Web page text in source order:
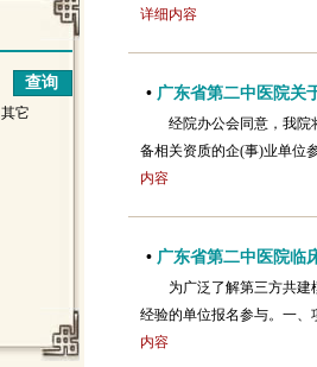
其它
详细内容
• 广东省第二中医院关
经院办公会同意，我
备相关资质的企(事)业单位
内容
• 广东省第二中医院临
为广泛了解第三方共
经验的单位报名参与。一
内容